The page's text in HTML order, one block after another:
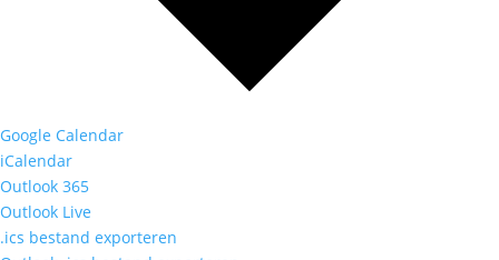
Google Calendar
iCalendar
Outlook 365
Outlook Live
.ics bestand exporteren